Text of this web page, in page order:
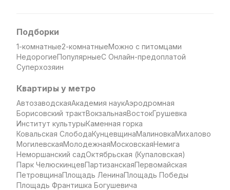
Подборки
1-комнатные2-комнатныеМожно с питомцами
НедорогиеПопулярныеС Онлайн-предоплатой
Суперхозяин
Квартиры у метро
АвтозаводскаяАкадемия наукАэродромная
Борисовский трактВокзальнаяВостокГрушевка
Институт культурыКаменная горка
Ковальская СлободаКунцевщинаМалиновкаМихалово
МогилевскаяМолодежнаяМосковскаяНемига
Неморшанский садОктябрьская (Купаловская)
Парк ЧелюскинцевПартизанскаяПервомайская
ПетровщинаПлощадь ЛенинаПлощадь Победы
Площадь Франтишка Богушевича